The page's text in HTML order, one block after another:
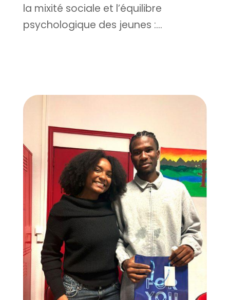
la mixité sociale et l’équilibre
psychologique des jeunes :...